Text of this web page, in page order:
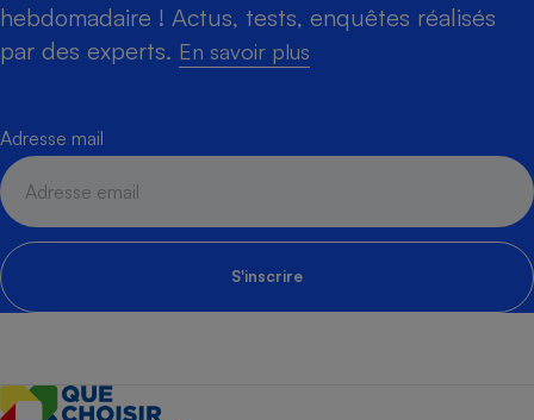
hebdomadaire ! Actus, tests, enquêtes réalisés
par des experts. En savoir plus
Adresse mail
S'inscrire